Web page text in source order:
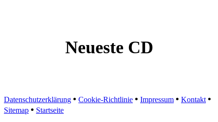
Neueste CD
Datenschutzerklärung • Cookie-Richtlinie • Impressum • Kontakt •
Sitemap • Startseite